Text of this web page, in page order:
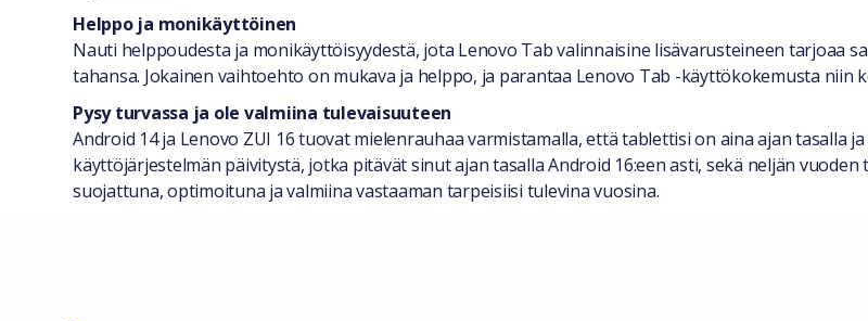
Helppo ja monikäyttöinen
Nauti helppoudesta ja monikäyttöisyydestä, jota Lenovo Tab valinnaisine lisävarusteineen tarjoaa
tahansa. Jokainen vaihtoehto on mukava ja helppo, ja parantaa Lenovo Tab -käyttökokemusta niin
Pysy turvassa ja ole valmiina tulevaisuuteen
Android 14 ja Lenovo ZUI 16 tuovat mielenrauhaa varmistamalla, että tablettisi on aina ajan tasalla
käyttöjärjestelmän päivitystä, jotka pitävät sinut ajan tasalla Android 16:een asti, sekä neljän
suojattuna, optimoituna ja valmiina vastaaman tarpeisiisi tulevina vuosina.